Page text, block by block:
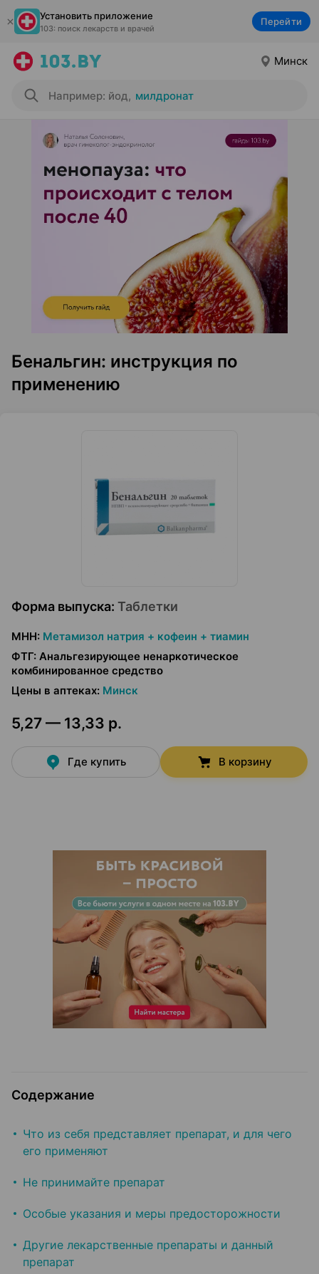
Установить приложение
103: поиск лекарств и врачей
Перейти
Минск
Например: йод, милдронат
Бенальгин: инструкция по
применению
Форма выпуска: Таблетки
МНН: Метамизол натрия + кофеин + тиамин
ФТГ: Анальгезирующее ненаркотическое
комбинированное средство
Цены в аптеках: Минск
5,27 — 13,33 р.
Где купить В корзину
Содержание
Что из себя представляет препарат, и для чего
его применяют
Не принимайте препарат
Особые указания и меры предосторожности
Другие лекарственные препараты и данный
препарат